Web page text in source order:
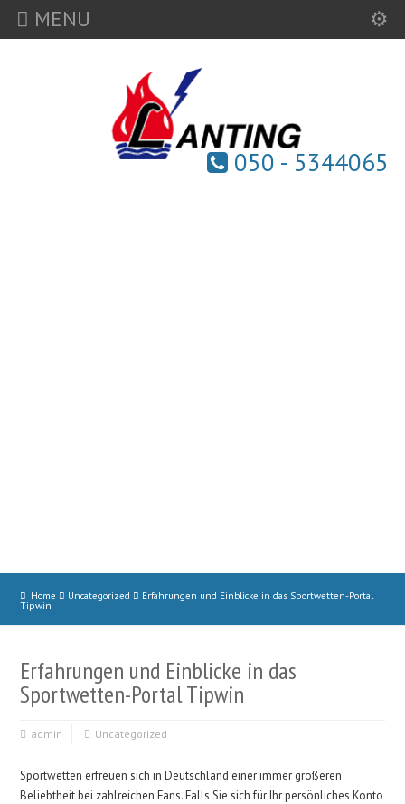
MENU
050 - 5344065
Home Uncategorized Erfahrungen und Einblicke in das Sportwetten-Portal
Tipwin
Erfahrungen und Einblicke in das
Sportwetten-Portal Tipwin
admin Uncategorized
Sportwetten erfreuen sich in Deutschland einer immer größeren
Beliebtheit bei zahlreichen Fans. Falls Sie sich für Ihr persönliches Konto